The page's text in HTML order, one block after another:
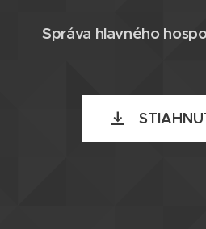
Správa hlavného